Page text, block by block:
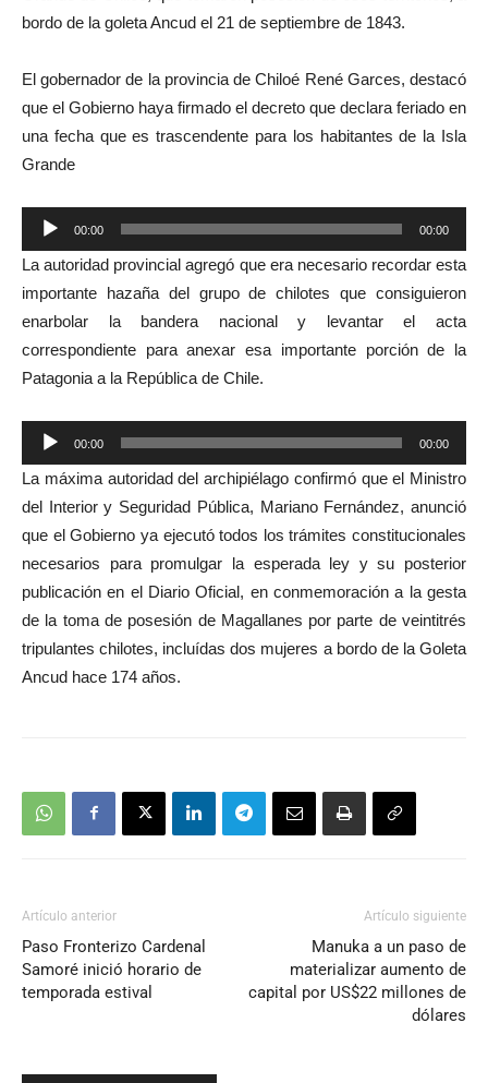
bordo de la goleta Ancud el 21 de septiembre de 1843.
El gobernador de la provincia de Chiloé René Garces, destacó
que el Gobierno haya firmado el decreto que declara feriado en
una fecha que es trascendente para los habitantes de la Isla
Grande
Reproductor
de
audio
00:00 00:00
La autoridad provincial agregó que era necesario recordar esta
importante hazaña del grupo de chilotes que consiguieron
enarbolar la bandera nacional y levantar el acta
correspondiente para anexar esa importante porción de la
Patagonia a la República de Chile.
Reproductor
de
audio
00:00 00:00
La máxima autoridad del archipiélago confirmó que el Ministro
del Interior y Seguridad Pública, Mariano Fernández, anunció
que el Gobierno ya ejecutó todos los trámites constitucionales
necesarios para promulgar la esperada ley y su posterior
publicación en el Diario Oficial, en conmemoración a la gesta
de la toma de posesión de Magallanes por parte de veintitrés
tripulantes chilotes, incluídas dos mujeres a bordo de la Goleta
Ancud hace 174 años.
Artículo anterior
Paso Fronterizo Cardenal
Samoré inició horario de
temporada estival
Artículo siguiente
Manuka a un paso de
materializar aumento de
capital por US$22 millones de
dólares